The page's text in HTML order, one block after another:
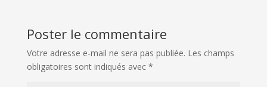
Poster le commentaire
Votre adresse e-mail ne sera pas publiée. Les champs
obligatoires sont indiqués avec *